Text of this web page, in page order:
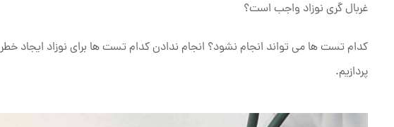
غربال گری نوزاد واجب است؟
کدام تست ها می تواند انجام نشود؟ انجام ندادن کدام تست ها برای نوزاد
پردازیم.